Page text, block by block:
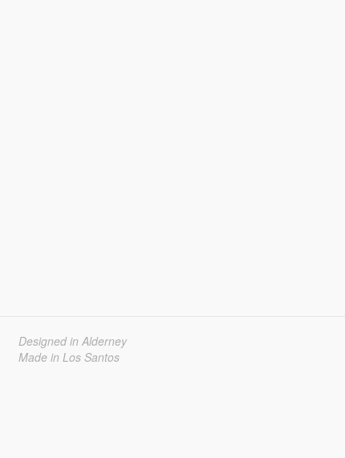
Designed in Alderney
Made in Los Santos